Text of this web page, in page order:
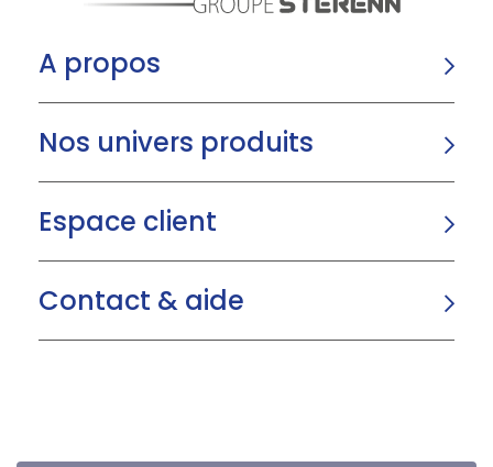
A propos
Nos univers produits
Espace client
Contact & aide